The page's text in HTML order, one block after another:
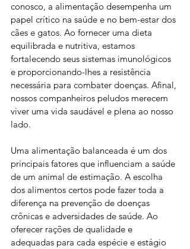
conosco, a alimentação desempenha um
papel crítico na saúde e no bem-estar dos
cães e gatos. Ao fornecer uma dieta
equilibrada e nutritiva, estamos
fortalecendo seus sistemas imunológicos
e proporcionando-lhes a resistência
necessária para combater doenças. Afinal,
nossos companheiros peludos merecem
viver uma vida saudável e plena ao nosso
lado.
Uma alimentação balanceada é um dos
principais fatores que influenciam a saúde
de um animal de estimação. A escolha
dos alimentos certos pode fazer toda a
diferença na prevenção de doenças
crônicas e adversidades de saúde. Ao
oferecer rações de qualidade e
adequadas para cada espécie e estágio